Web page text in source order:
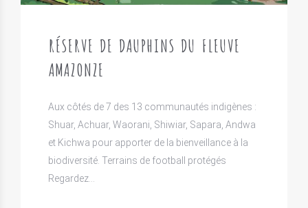
RÉSERVE DE DAUPHINS DU FLEUVE
AMAZONZE
Aux côtés de 7 des 13 communautés indigènes :
Shuar, Achuar, Waorani, Shiwiar, Sapara, Andwa
et Kichwa pour apporter de la bienveillance à la
biodiversité. Terrains de football protégés
Regardez…